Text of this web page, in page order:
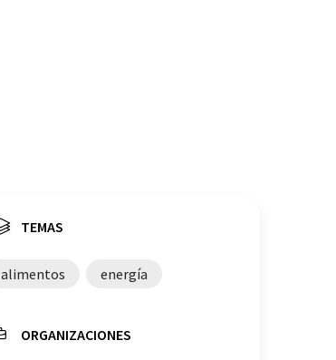
TEMAS
alimentos energía
ORGANIZACIONES